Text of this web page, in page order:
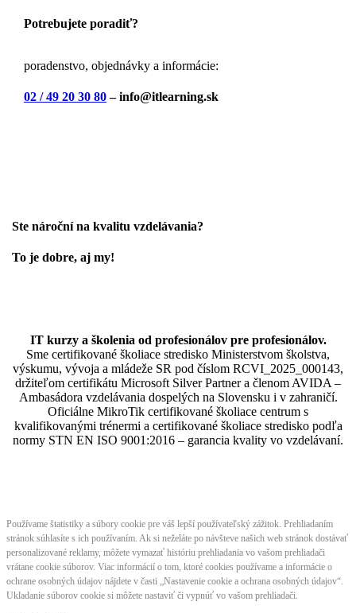
Potrebujete poradiť?
poradenstvo, objednávky a informácie:
02 / 49 20 30 80– info@itlearning.sk
Ste nároční na kvalitu vzdelávania?
To je dobre, aj my!
IT kurzy a školenia od profesionálov pre profesionálov.
Sme certifikované školiace stredisko Ministerstvom školstva,
výskumu, vývoja a mládeže SR pod číslom RCVI_2025_000143,
držiteľom certifikátu Microsoft Silver Partner a členom AVIDA –
Ambasádora vzdelávania dospelých na Slovensku i v zahraničí.​​​​​​​​​​​​​​​​
Oficiálne MikroTik certifikované školiace centrum s
kvalifikovanými trénermi ​​​​​​​​​​a certifikované školiace stredisko podľa
normy STN EN ISO 9001:2016 – garancia kvality vo vzdelávaní.
Používame štatistiky a súbory cookie pre váš lepší používateľský zážitok. Prehliadaním
stránok súhlasíte s ich používaním. Ak si neželáte po návšteve našich web stránok dostávať
personalizované reklamy, môžete vymazať históriu prehliadania vo vašom prehliadači
vrátane cookie súborov. Viac informácií o tom, ktoré cookies používame a informácie o
ochrane osobných údajov nájdete v časti „Nastavenie cookie a ochrana osobných údajov“.
Ukladanie súborov cookie si môžete nastaviť či vypnúť vo vašom prehliadači.